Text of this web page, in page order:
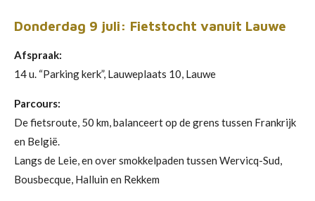
Donderdag 9 juli: Fietstocht vanuit Lauwe
Afspraak:
14 u. “Parking kerk”, Lauweplaats 10, Lauwe
Parcours:
De fietsroute, 50 km, balanceert op de grens tussen Frankrijk
en België.
Langs de Leie, en over smokkelpaden tussen Wervicq-Sud,
Bousbecque, Halluin en Rekkem